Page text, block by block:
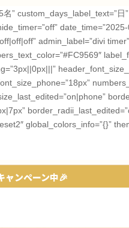
” custom_days_label_text=”日
admin_label=”divi
global_colors_info=”{}”
ャンペーン中🎉